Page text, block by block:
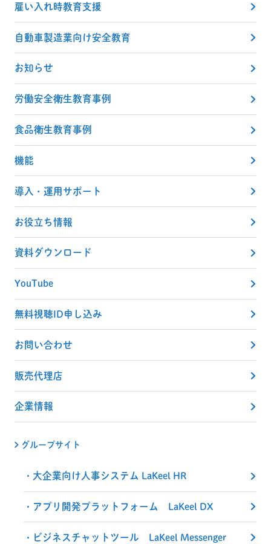
雇い入れ時教育支援
自動車製造業向け安全教育
お知らせ
労働安全衛生教育事例
食品衛生教育事例
機能
導入・運用サポート
お役立ち情報
資料ダウンロード
YouTube
無料視聴ID申し込み
お問い合わせ
販売代理店
企業情報
グループサイト
大企業向け人事システム LaKeel HR
アプリ開発プラットフォーム LaKeel DX
ビジネスチャットツール LaKeel Messenger